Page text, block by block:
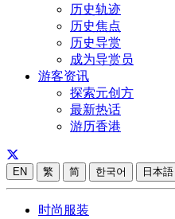
历史轨迹
历史焦点
历史导赏
成为导赏员
游客资讯
探索元创方
最新热话
游历香港
EN 繁 简 한국어 日本語
时尚服装